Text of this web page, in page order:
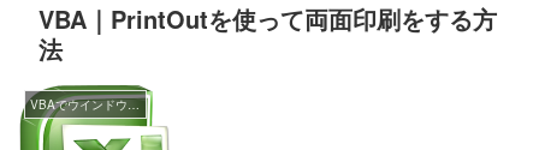
VBA｜PrintOutを使って両面印刷をする方
法
VBAでウインドウ関連の操作